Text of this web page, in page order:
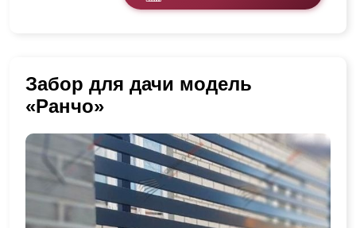
Забор для дачи модель
«Ранчо»